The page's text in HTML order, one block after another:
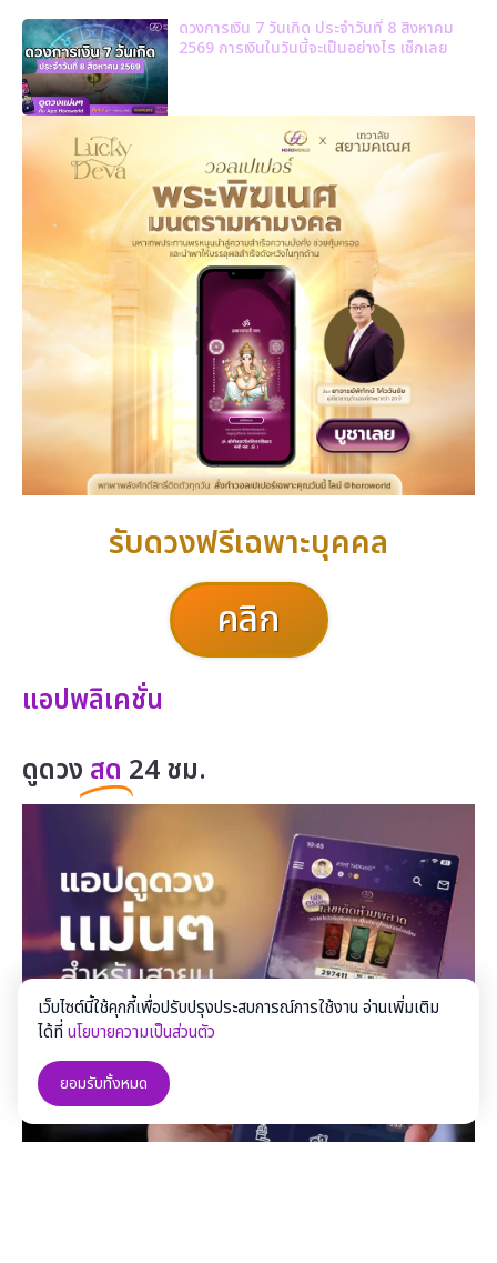
ดวงการเงิน 7 วันเกิด ประจำวันที่ 8 สิงหาคม
2569 การเงินในวันนี้จะเป็นอย่างไร เช็กเลย
รับดวงฟรีเฉพาะบุคคล
คลิก
แอปพลิเคชั่น
ดูดวง สด 24 ชม.
เว็บไซต์นี้ใช้คุกกี้เพื่อปรับปรุงประสบการณ์การใช้งาน อ่านเพิ่มเติม
ได้ที่นโยบายความเป็นส่วนตัว
ยอมรับทั้งหมด